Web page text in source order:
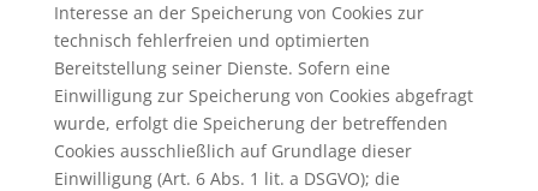
Interesse an der Speicherung von Cookies zur
technisch fehlerfreien und optimierten
Bereitstellung seiner Dienste. Sofern eine
Einwilligung zur Speicherung von Cookies abgefragt
wurde, erfolgt die Speicherung der betreffenden
Cookies ausschließlich auf Grundlage dieser
Einwilligung (Art. 6 Abs. 1 lit. a DSGVO); die